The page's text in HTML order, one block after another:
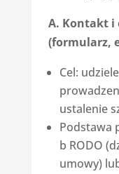
A. Kontakt i
(formularz,
Cel:
ustalenie
Podstawa
b RODO
umowy)